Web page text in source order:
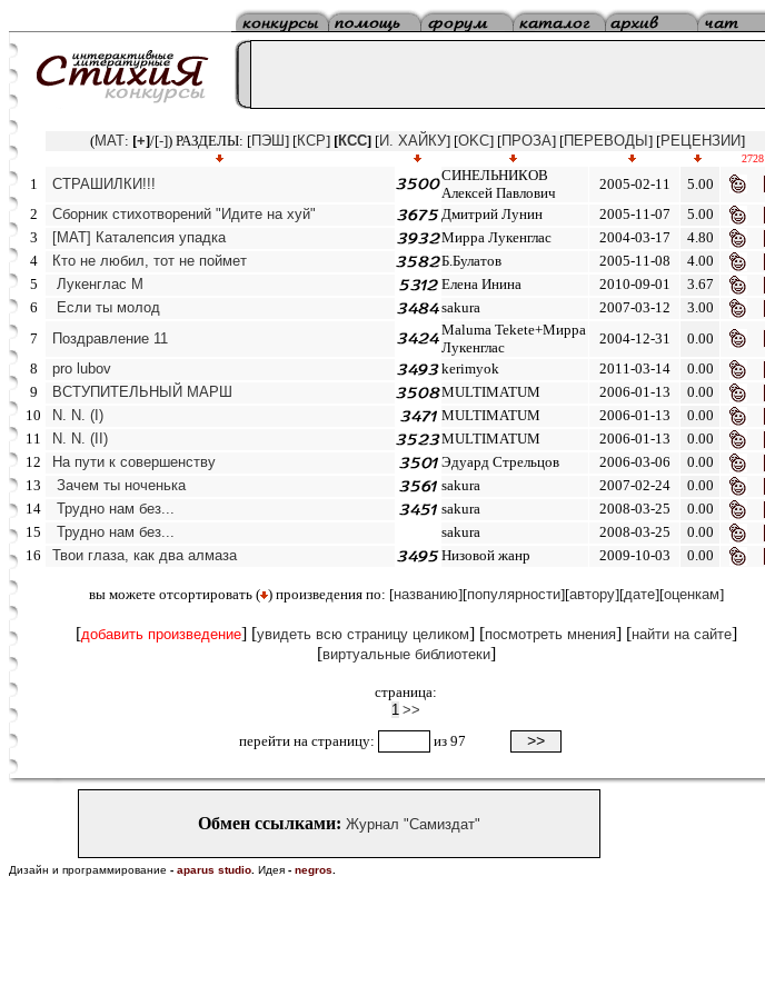
(MAT: [+]/[-]) РАЗДЕЛЫ: [ПЭШ] [КСР] [КСС][И. ХАЙКУ] [OKC] [ПРОЗА] [ПЕРЕВОДЫ ] [РЕЦЕНЗИИ]
2728
1 СТРАШИЛКИ!!!
СИНЕЛЬНИКОВ
Алексей Павлович
2005-02-11
5.00
2
Сборник стихотворений "Идите на хуй" Дмитрий Лунин 2005-11-07
5.00
3
[MAT] Каталепсия упадка Мирра Лукенглас 2004-03-17
4.80
4
Кто не любил, тот не поймет Б.Булатов 2005-11-08
4.00
5
Лукенглас М Елена Инина 2010-09-01
3.67
6
Если ты молод sakura 2007-03-12
3.00
7
Поздравление 11
Maluma Tekete+Мирра
Лукенглас
2004-12-31
0.00
8
pro lubov kerimyok 2011-03-14
0.00
9
ВСТУПИТЕЛЬНЫЙ МАРШ MULTIMATUM 2006-01-13
0.00
10
N. N. (I) MULTIMATUM 2006-01-13
0.00
11
N. N. (II) MULTIMATUM 2006-01-13
0.00
12
На пути к совершенству Эдуард Стрельцов 2006-03-06
0.00
13
Зачем ты ноченька sakura 2007-02-24
0.00
14
Трудно нам без... sakura 2008-03-25
0.00
15
Трудно нам без... sakura 2008-03-25
0.00
16
Твои глаза, как два алмаза Низовой жанр 2009-10-03 0.00
вы можете отcортировать ( ) произведения по: [названию][популярности][автору][дате][оценкам]
[добавить произведение] [увидеть всю страницу целиком] [посмотреть мнения] [найти на сайте]
[виртуальные библиотеки]
страница:
1 >>
перейти на страницу:
из 97
Обмен ссылками: Журнал "Самиздат"
Дизайн и программирование - aparus studio Идея - negros